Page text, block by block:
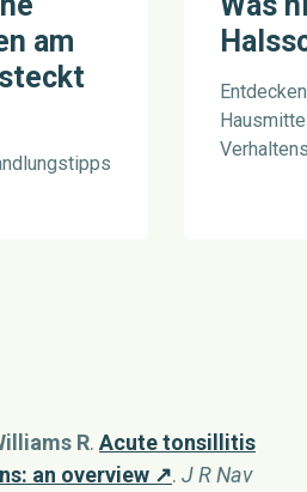
am
R. Acute tonsillitis
an overview ↗. J R Nav